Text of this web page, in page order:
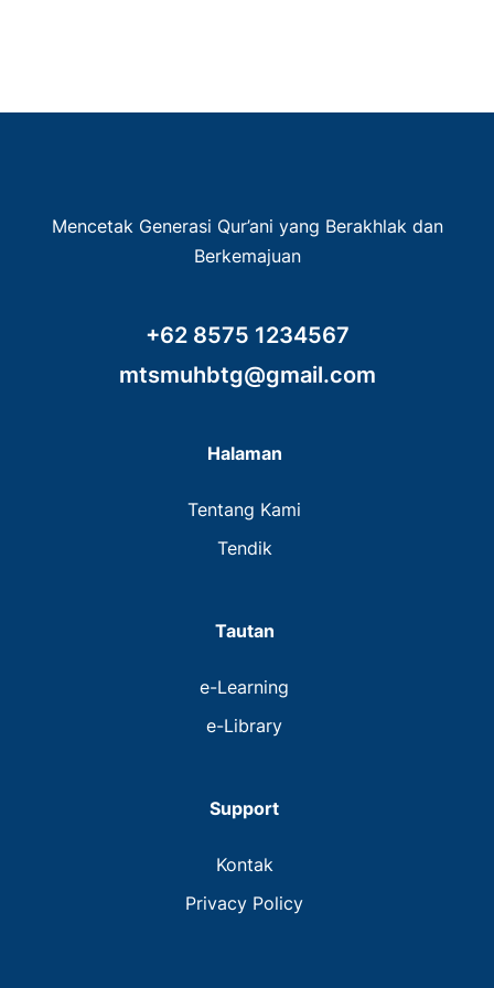
Mencetak Generasi Qur’ani yang Berakhlak dan
Berkemajuan
+62 8575 1234567
mtsmuhbtg@gmail.com
Halaman
Tentang Kami
Tendik
Tautan
e-Learning
e-Library
Support
Kontak
Privacy Policy